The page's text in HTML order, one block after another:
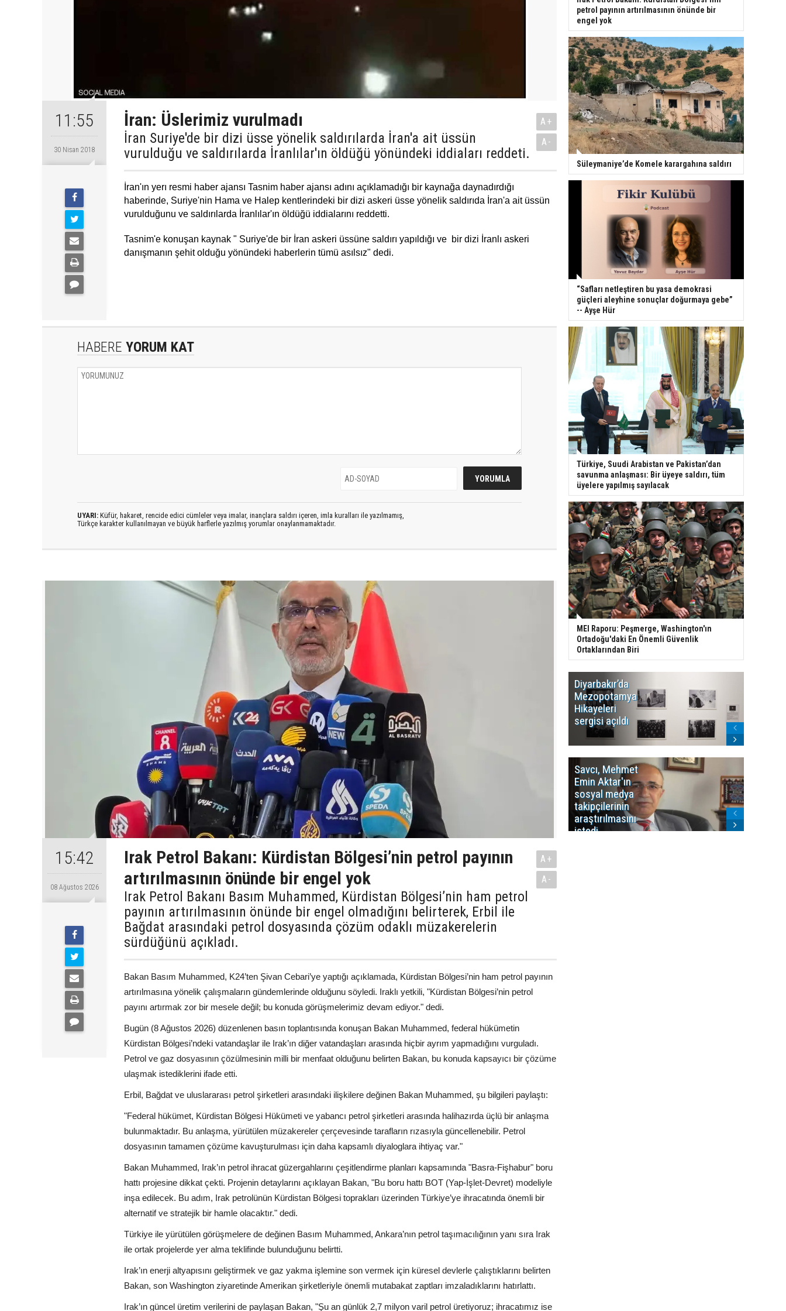
11:55
30 Nisan 2018
İran: Üslerimiz vurulmadı
İran Suriye'de bir dizi üsse yönelik saldırılarda İran'a ait üssün
vurulduğu ve saldırılarda İranlılar'ın öldüğü yönündeki iddiaları reddeti.
A+
A-
İran'ın yerı resmi haber ajansı Tasnim haber ajansı adını açıklamadığı bir kaynağa daynadırdığı
haberinde, Suriye'nin Hama ve Halep kentlerindeki bir dizi askeri üsse yönelik saldırıda İran'a ait üssün
vurulduğunu ve saldırılarda İranlılar'ın öldüğü iddialarını reddetti.
Tasnim'e konuşan kaynak " Suriye'de bir İran askeri üssüne saldırı yapıldığı ve bir dizi İranlı askeri
danışmanın şehit olduğu yönündeki haberlerin tümü asılsız" dedi.
HABERE YORUM KAT
UYARI: Küfür, hakaret, rencide edici cümleler veya imalar, inançlara saldırı içeren, imla kuralları ile yazılmamış,
Türkçe karakter kullanılmayan ve büyük harflerle yazılmış yorumlar onaylanmamaktadır.
15:42
08 Ağustos 2026
Irak Petrol Bakanı: Kürdistan Bölgesi’nin petrol payının
artırılmasının önünde bir engel yok
Irak Petrol Bakanı Basım Muhammed, Kürdistan Bölgesi’nin ham petrol
payının artırılmasının önünde bir engel olmadığını belirterek, Erbil ile
Bağdat arasındaki petrol dosyasında çözüm odaklı müzakerelerin
sürdüğünü açıkladı.
A+
A-
Bakan Basım Muhammed, K24’ten Şivan Cebari’ye yaptığı açıklamada, Kürdistan Bölgesi’nin ham petrol payının
artırılmasına yönelik çalışmaların gündemlerinde olduğunu söyledi. Iraklı yetkili, "Kürdistan Bölgesi’nin petrol
payını artırmak zor bir mesele değil; bu konuda görüşmelerimiz devam ediyor." dedi.
Bugün (8 Ağustos 2026) düzenlenen basın toplantısında konuşan Bakan Muhammed, federal hükümetin
Kürdistan Bölgesi’ndeki vatandaşlar ile Irak’ın diğer vatandaşları arasında hiçbir ayrım yapmadığını vurguladı.
Petrol ve gaz dosyasının çözülmesinin milli bir menfaat olduğunu belirten Bakan, bu konuda kapsayıcı bir çözüme
ulaşmak istediklerini ifade etti.
Erbil, Bağdat ve uluslararası petrol şirketleri arasındaki ilişkilere değinen Bakan Muhammed, şu bilgileri paylaştı:
"Federal hükümet, Kürdistan Bölgesi Hükümeti ve yabancı petrol şirketleri arasında halihazırda üçlü bir anlaşma
bulunmaktadır. Bu anlaşma, yürütülen müzakereler çerçevesinde tarafların rızasıyla güncellenebilir. Petrol
dosyasının tamamen çözüme kavuşturulması için daha kapsamlı diyaloglara ihtiyaç var."
Bakan Muhammed, Irak’ın petrol ihracat güzergahlarını çeşitlendirme planları kapsamında "Basra-Fişhabur" boru
hattı projesine dikkat çekti. Projenin detaylarını açıklayan Bakan, "Bu boru hattı BOT (Yap-İşlet-Devret) modeliyle
inşa edilecek. Bu adım, Irak petrolünün Kürdistan Bölgesi toprakları üzerinden Türkiye’ye ihracatında önemli bir
alternatif ve stratejik bir hamle olacaktır." dedi.
Türkiye ile yürütülen görüşmelere de değinen Basım Muhammed, Ankara’nın petrol taşımacılığının yanı sıra Irak
ile ortak projelerde yer alma teklifinde bulunduğunu belirtti.
Irak’ın enerji altyapısını geliştirmek ve gaz yakma işlemine son vermek için küresel devlerle çalıştıklarını belirten
Bakan, son Washington ziyaretinde Amerikan şirketleriyle önemli mutabakat zaptları imzaladıklarını hatırlattı.
Irak’ın güncel üretim verilerini de paylaşan Bakan, "Şu an günlük 2,7 milyon varil petrol üretiyoruz; ihracatımız ise
petrol payının artırılmasının önünde bir
engel yok
Süleymaniye’de Komele karargahına saldırı
“Safları netleştiren bu yasa demokrasi
güçleri aleyhine sonuçlar doğurmaya gebe”
-- Ayşe Hür
Türkiye, Suudi Arabistan ve Pakistan’dan
savunma anlaşması: Bir üyeye saldırı, tüm
üyelere yapılmış sayılacak
MEI Raporu: Peşmerge, Washington'ın
Ortadoğu'daki En Önemli Güvenlik
Ortaklarından Biri
Diyarbakır’da
Mezopotamya
Hikayeleri
sergisi açıldı
Savcı, Mehmet
Emin Aktar'ın
sosyal medya
takipçilerinin
araştırılmasını
istedi